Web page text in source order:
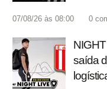
07/08/26 às 08:00 0
saída